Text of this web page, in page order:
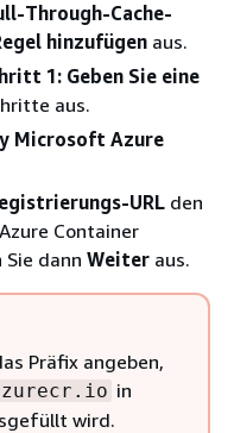
Through-Cache-
hinzufügen aus.
1: Geben Sie eine
aus.
Microsoft Azure
URL den
Container
dann Weiter aus.
Präfix angeben,
in
wird.